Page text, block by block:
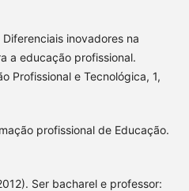
inovadores na
a educação profissional.
Profissional e Tecnológica, 1,
profissional de Educação.
Ser bacharel e professor: